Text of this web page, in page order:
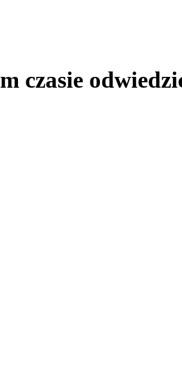
czasie